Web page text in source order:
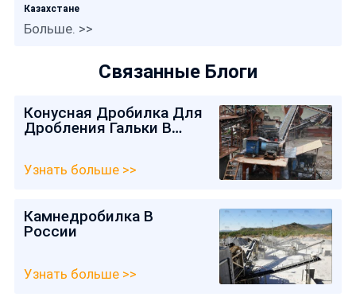
Казахстане
Больше. >>
Связанные Блоги
Конусная Дробилка Для
Дробления Гальки В
Узнать больше >>
Камнедробилка В
России
Узнать больше >>